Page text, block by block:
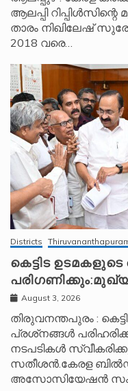
ആലപ്പി
താരം നിഖിലേഷ്
2018 വരെ…
Districts
കെട്ടിട
August 3, 2026
തിരുവനന്തപുരം :
പ്രശ്‌നങ്ങൾ
നടപടികൾ
സതീശൻ.കേരള
അസോസിയേഷൻ